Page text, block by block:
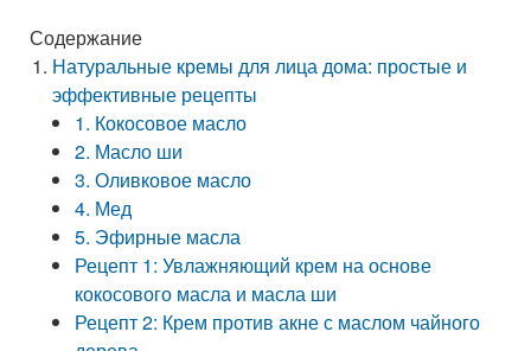
Содержание
Натуральные кремы для лица дома: простые и
эффективные рецепты
1. Кокосовое масло
2. Масло ши
3. Оливковое масло
4. Мед
5. Эфирные масла
Рецепт 1: Увлажняющий крем на основе
кокосового масла и масла ши
Рецепт 2: Крем против акне с маслом чайного